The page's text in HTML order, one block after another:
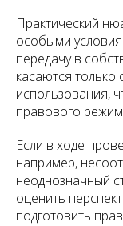
Практический
особыми
передачу в
касаются только
использования,
правового
Если в ходе
например,
неоднозначный
оценить
подготовить